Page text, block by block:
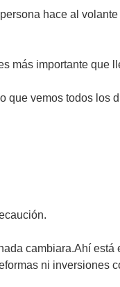
hace al
más importante que
vemos todos
cambiara.Ahí
ni inversiones